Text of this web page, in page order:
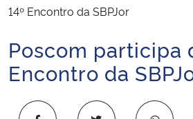
Ministério da Infraestrutura
14º Encontro da SBPJor
Início do conteúdo
Poscom participa
Encontro da